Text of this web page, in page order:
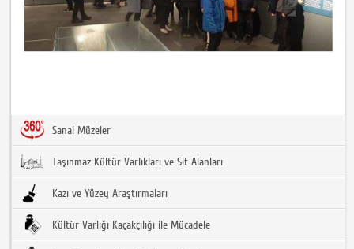
Sanal Müzeler
Taşınmaz Kültür Varlıkları ve Sit Alanları
Kazı ve Yüzey Araştırmaları
Kültür Varlığı Kaçakçılığı ile Mücadele